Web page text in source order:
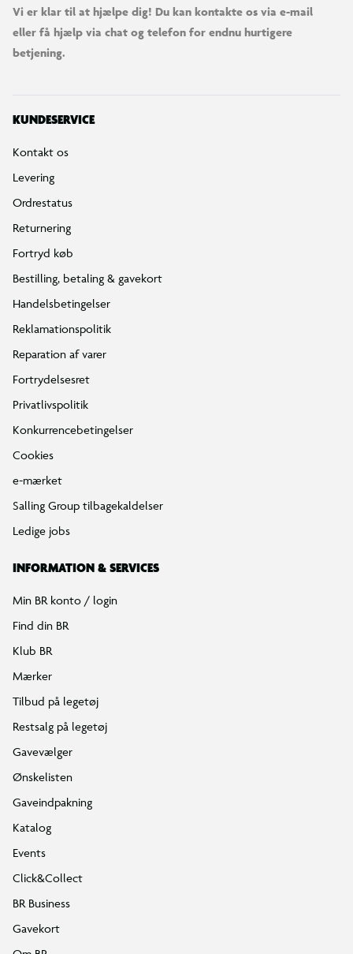
Vi er klar til at hjælpe dig! Du kan kontakte os via e-mail
eller få hjælp via chat og telefon for endnu hurtigere
betjening.
KUNDESERVICE
Kontakt os
Levering
Ordrestatus
Returnering
Fortryd køb
Bestilling, betaling & gavekort
Handelsbetingelser
Reklamationspolitik
Reparation af varer
Fortrydelsesret
Privatlivspolitik
Konkurrencebetingelser
Cookies
e-mærket
Salling Group tilbagekaldelser
Ledige jobs
INFORMATION & SERVICES
Min BR konto / login
Find din BR
Klub BR
Mærker
Tilbud på legetøj
Restsalg på legetøj
Gavevælger
Ønskelisten
Gaveindpakning
Katalog
Events
Click&Collect
BR Business
Gavekort